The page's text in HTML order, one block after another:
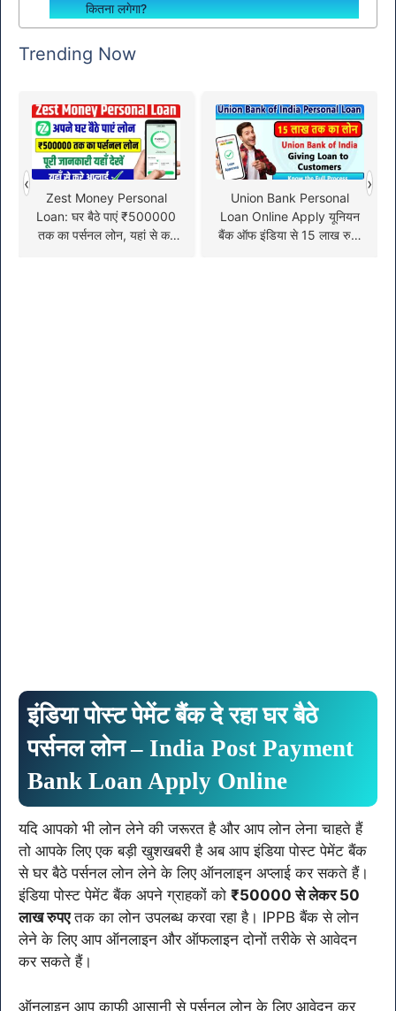
कितना लगेगा?
Trending Now
Zest Money Personal
Loan: घर बैठे पाएं ₹500000
तक का पर्सनल लोन, यहां से करें
Union Bank Personal
Loan Online Apply यूनियन
बैंक ऑफ इंडिया से 15 लाख रुपए
‹ ›
इंडिया पोस्ट पेमेंट बैंक दे रहा घर बैठे
पर्सनल लोन– India Post Payment
Bank Loan Apply Online
यदि आपको भी लोन लेने की जरूरत है और आप लोन लेना चाहते हैं
तो आपके लिए एक बड़ी खुशखबरी है अब आप इंडिया पोस्ट पेमेंट बैंक
से घर बैठे पर्सनल लोन लेने के लिए ऑनलाइन अप्लाई कर सकते हैं।
इंडिया पोस्ट पेमेंट बैंक अपने ग्राहकों को ₹50000 से लेकर 50
लाख रुपएतक का लोन उपलब्ध करवा रहा है। IPPB बैंक से लोन
लेने के लिए आप ऑनलाइन और ऑफलाइन दोनों तरीके से आवेदन
कर सकते हैं।
ऑनलाइन आप काफी आसानी से पर्सनल लोन के लिए आवेदन कर